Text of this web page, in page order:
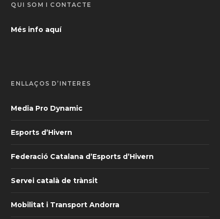
QUI SOM I CONTACTE
Més info aquí
ENLLAÇOS D’INTERÈS
Media Pro Dynamic
Esports d’Hivern
Federació Catalana d’Esports d’Hivern
Servei català de trànsit
Mobilitat i Transport Andorra